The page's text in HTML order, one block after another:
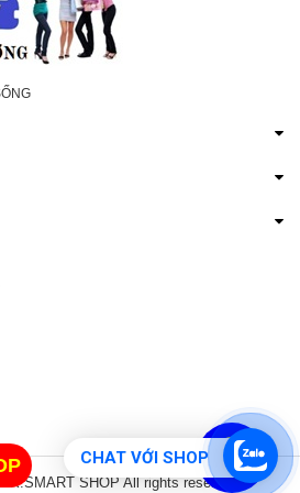
SHOP All rights reserved.
CHAT VỚI SHOP